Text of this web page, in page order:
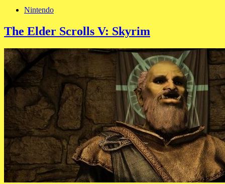
Nintendo
The Elder Scrolls V: Skyrim